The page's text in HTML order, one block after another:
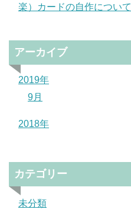
楽）カードの自作について
アーカイブ
2019年
9月
2018年
カテゴリー
未分類